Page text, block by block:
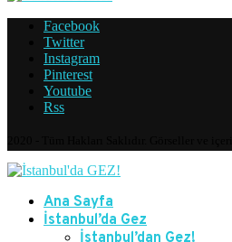
Facebook
Twitter
Instagram
Pinterest
Youtube
Rss
Ana Sayfa
İstanbul’da Gez
İstanbul’dan Gez!